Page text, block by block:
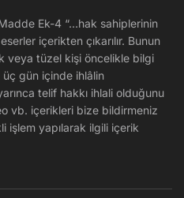
Ek-4 “…hak sahiplerinin
içerikten çıkarılır. Bunun
veya tüzel kişi öncelikle bilgi
üç gün içinde ihlâlin
telif hakkı ihlali olduğunu
vb. içerikleri bize bildirmeniz
işlem yapılarak ilgili içerik